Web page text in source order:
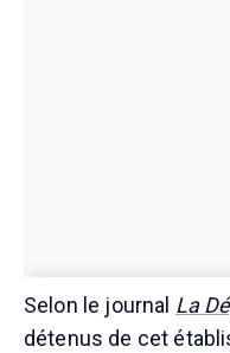
Selon le journal La
détenus de cet